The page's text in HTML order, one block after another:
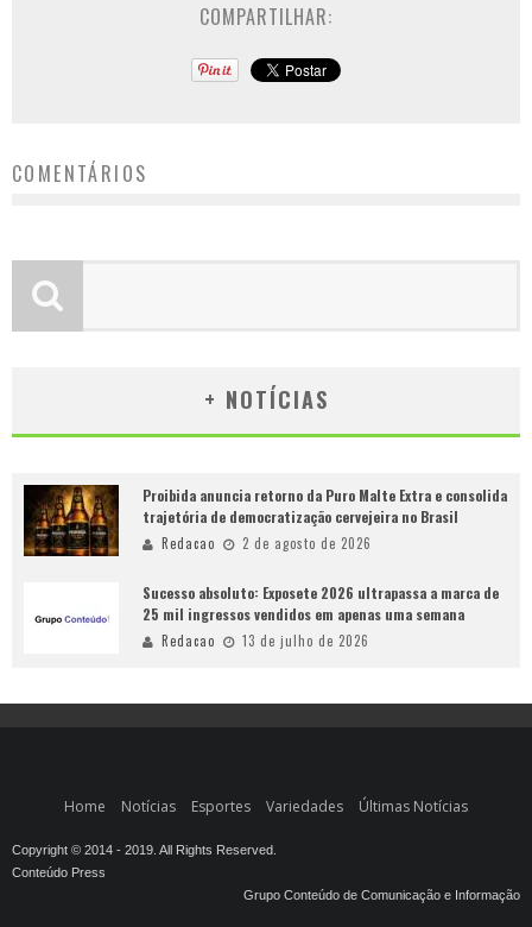
COMPARTILHAR:
COMENTÁRIOS
+ NOTÍCIAS
Proibida anuncia retorno da Puro Malte Extra e consolida
trajetória de democratização cervejeira no Brasil
Redacao 2 de agosto de 2026
Sucesso absoluto: Exposete 2026 ultrapassa a marca de
25 mil ingressos vendidos em apenas uma semana
Redacao 13 de julho de 2026
Home Notícias Esportes Variedades Últimas Notícias
Copyright © 2014 - 2019. All Rights Reserved.
Conteúdo Press
Grupo Conteúdo de Comunicação e Informação